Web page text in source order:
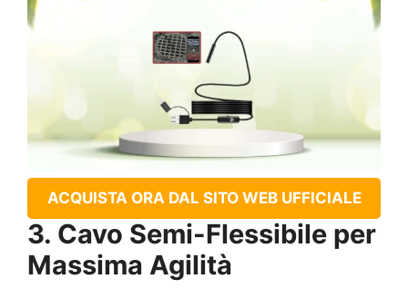
ACQUISTA ORA DAL SITO WEB UFFICIALE
3. Cavo Semi-Flessibile per
Massima Agilità